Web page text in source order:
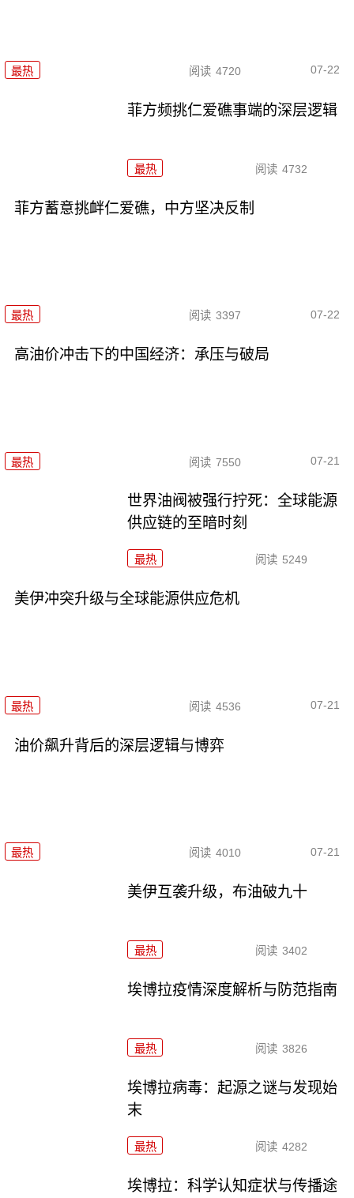
最热 阅读 4720 07-22
菲方频挑仁爱礁事端的深层逻辑
最热 阅读 4732
菲方蓄意挑衅仁爱礁，中方坚决反制
最热 阅读 3397 07-22
高油价冲击下的中国经济：承压与破局
最热 阅读 7550 07-21
世界油阀被强行拧死：全球能源
供应链的至暗时刻
最热 阅读 5249
美伊冲突升级与全球能源供应危机
最热 阅读 4536 07-21
油价飙升背后的深层逻辑与博弈
最热 阅读 4010 07-21
美伊互袭升级，布油破九十
最热 阅读 3402
埃博拉疫情深度解析与防范指南
最热 阅读 3826
埃博拉病毒：起源之谜与发现始
末
最热 阅读 4282
埃博拉：科学认知症状与传播途